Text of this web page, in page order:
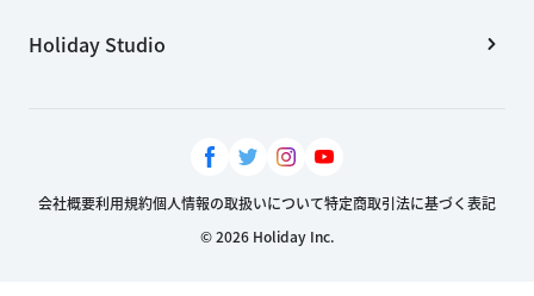
Holiday Studio
会社概要利用規約個人情報の取扱いについて特定商取引法に基づく表記
© 2026 Holiday Inc.